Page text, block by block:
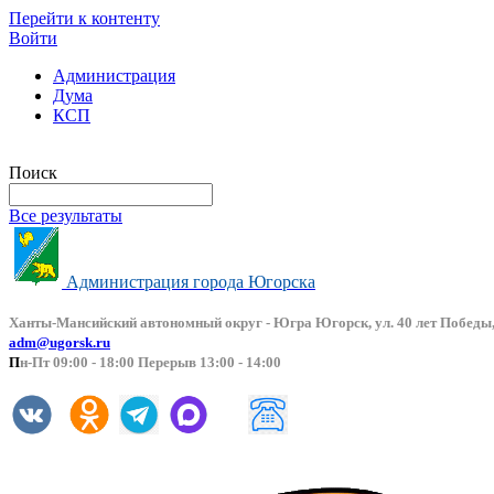
Перейти к контенту
Войти
Администрация
Дума
КСП
Поиск
Все результаты
Администрация города Югорска
Ханты-Мансийский автономный округ - Югра Югорск, ул. 40 лет
adm@ugorsk.ru
Пн-Пт 09:00 - 18:00 Перерыв 13:00 - 14:00